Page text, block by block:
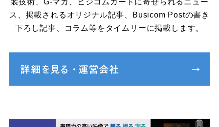
装技術、G-マガ、ビジコムカードに寄せられるニュー
ス、掲載されるオリジナル記事、Busicom Postの書き
下ろし記事、コラム等をタイムリーに掲載します。